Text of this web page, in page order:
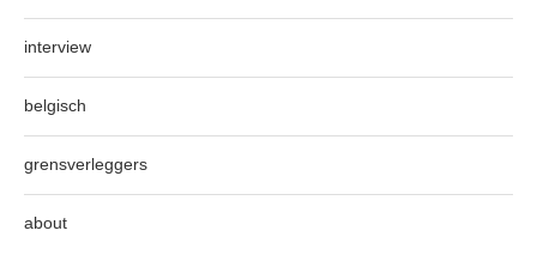
interview
belgisch
grensverleggers
about